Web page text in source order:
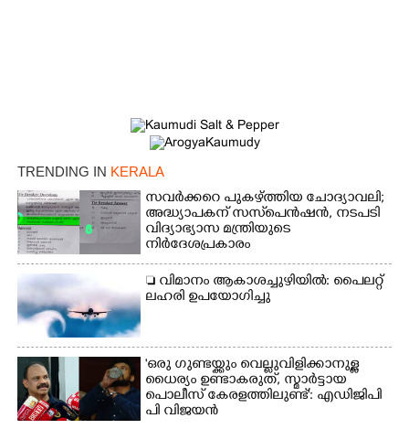
TRENDING IN KERALA
സവർക്കറെ പുകഴ്ത്തിയ ചോദ്യാവലി;
അദ്ധ്യാപകന് സസ്‌പെൻഷൻ, നടപടി
വിദ്യാഭ്യാസ മന്ത്രിയുടെ
നിർദേശപ്രകാരം
 വിമാനം ആകാശച്ചുഴിയിൽ: പൈലറ്റ്
ലഹരി ഉപയോഗിച്ചു
'ഒരു ഗുണ്ടയ്ക്കും വെല്ലുവിളിക്കാനുള്ള
ധൈര്യം ഉണ്ടാകരുത്, സ്മാർട്ടായ
പൊലീസ് കേരളത്തിലുണ്ട്': എഡിജിപി
പി വിജയൻ